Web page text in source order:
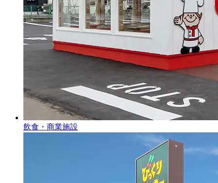
飲食・商業施設